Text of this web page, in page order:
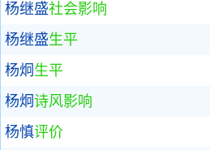
杨继盛社会影响
杨继盛生平
杨炯 生平
杨炯诗风影响
杨慎评价